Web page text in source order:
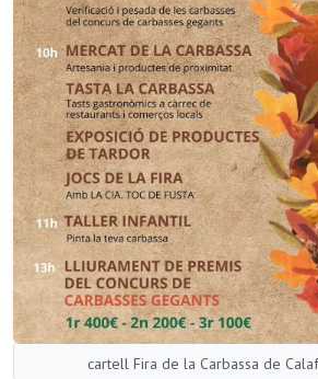
cartell Fira de la Carbassa de